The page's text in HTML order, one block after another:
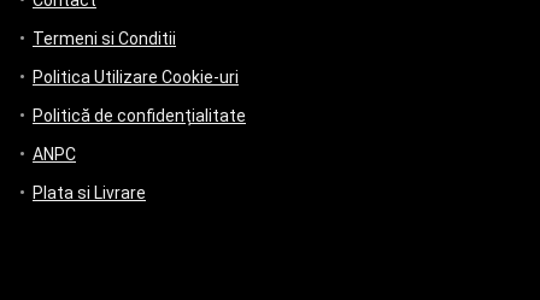
Termeni si Conditii
Politica Utilizare Cookie-uri
Politică de confidențialitate
ANPC
Plata si Livrare